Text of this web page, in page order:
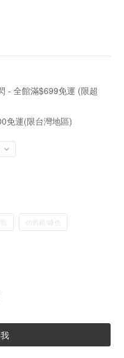
- 全館滿$699免運 (限超
免運(限台灣地區)
仿舊銀/綠色